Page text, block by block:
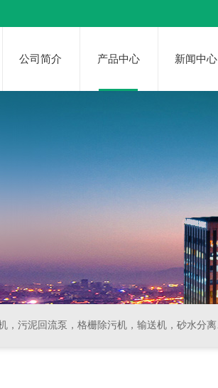
公司简介 产品中心 新闻中心
流泵，格栅除污机，输送机，砂水分离器等水处理设备